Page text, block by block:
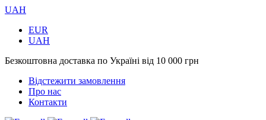
UAH
EUR
UAH
Безкоштовна доставка по Україні від 10 000 грн
Відстежити замовлення
Про нас
Контакти